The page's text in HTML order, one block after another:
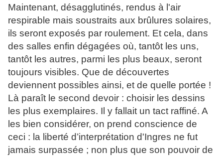
Maintenant, désagglutinés, rendus à l'air
respirable mais soustraits aux brûlures solaires,
ils seront exposés par roulement. Et cela, dans
des salles enfin dégagées où, tantôt les uns,
tantôt les autres, parmi les plus beaux, seront
toujours visibles. Que de découvertes
deviennent possibles ainsi, et de quelle portée !
Là paraît le second devoir : choisir les dessins
les plus exemplaires. Il y fallait un tact raffiné. A
les bien considérer, on prend conscience de
ceci : la liberté d’interprétation d'Ingres ne fut
jamais surpassée ; non plus que son pouvoir de